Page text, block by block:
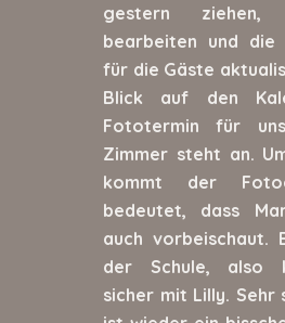
gestern
bearbeiten und
für die Gäste
Blick auf den
Fototermin für
Zimmer steht an.
kommt der
bedeutet, dass
auch vorbeischaut.
der Schule, also
sicher mit Lilly. Sehr